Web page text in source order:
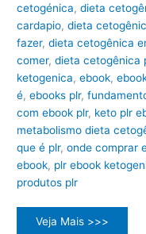
cetogénica,dieta
cardapio,dieta
fazer,dieta cetogênica
comer,dieta cetogênica
ketogenica,ebook,
é,ebooks plr,
com ebook plr, keto plr
metabolismo dieta
que é plr,onde comprar
ebook, plr ebook
produtos plr
Dieta
Cetogênica
Veja Mais >>>